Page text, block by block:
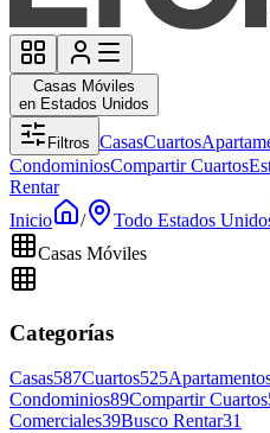
Casas Móviles
en Estados Unidos
Filtros CasasCuartos
CondominiosCompartir Cuartos
Rentar
Inicio
/ Todo Estados
Casas Móviles
Categorías
Casas587Cuartos525
Condominios89Compartir Cuartos
Comerciales39Busco Rentar31